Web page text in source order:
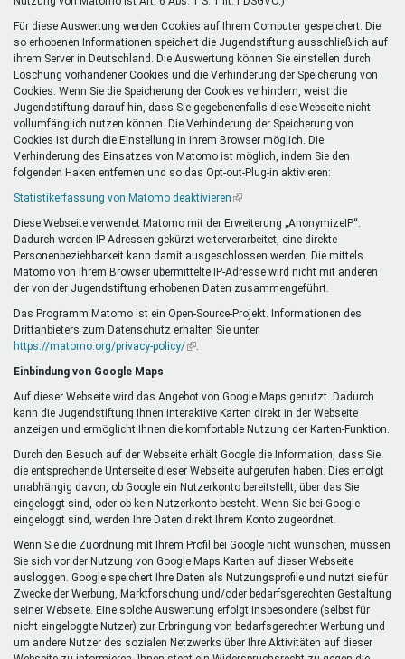
Für diese Auswertung werden Cookies auf Ihrem Computer gespeichert. Die
so erhobenen Informationen speichert die Jugendstiftung ausschließlich auf
ihrem Server in Deutschland. Die Auswertung können Sie einstellen durch
Löschung vorhandener Cookies und die Verhinderung der Speicherung von
Cookies. Wenn Sie die Speicherung der Cookies verhindern, weist die
Jugendstiftung darauf hin, dass Sie gegebenenfalls diese Webseite nicht
vollumfänglich nutzen können. Die Verhinderung der Speicherung von
Cookies ist durch die Einstellung in ihrem Browser möglich. Die
Verhinderung des Einsatzes von Matomo ist möglich, indem Sie den
folgenden Haken entfernen und so das Opt-out-Plug-in aktivieren:
Statistikerfassung von Matomo deaktivieren (Link
extern)
Diese Webseite verwendet Matomo mit der Erweiterung „AnonymizeIP“.
Dadurch werden IP-Adressen gekürzt weiterverarbeitet, eine direkte
Personenbeziehbarkeit kann damit ausgeschlossen werden. Die mittels
Matomo von Ihrem Browser übermittelte IP-Adresse wird nicht mit anderen
der von der Jugendstiftung erhobenen Daten zusammengeführt.
Das Programm Matomo ist ein Open-Source-Projekt. Informationen des
Drittanbieters zum Datenschutz erhalten Sie unter
https://matomo.org/privacy-policy/(Link
Einbindung von Google Maps
Auf dieser Webseite wird das Angebot von Google Maps genutzt. Dadurch
kann die Jugendstiftung Ihnen interaktive Karten direkt in der Webseite
anzeigen und ermöglicht Ihnen die komfortable Nutzung der Karten-Funktion.
Durch den Besuch auf der Webseite erhält Google die Information, dass Sie
die entsprechende Unterseite dieser Webseite aufgerufen haben. Dies erfolgt
unabhängig davon, ob Google ein Nutzerkonto bereitstellt, über das Sie
eingeloggt sind, oder ob kein Nutzerkonto besteht. Wenn Sie bei Google
eingeloggt sind, werden Ihre Daten direkt Ihrem Konto zugeordnet.
Wenn Sie die Zuordnung mit Ihrem Profil bei Google nicht wünschen, müssen
Sie sich vor der Nutzung von Google Maps Karten auf dieser Webseite
ausloggen. Google speichert Ihre Daten als Nutzungsprofile und nutzt sie für
Zwecke der Werbung, Marktforschung und/oder bedarfsgerechten Gestaltung
seiner Webseite. Eine solche Auswertung erfolgt insbesondere (selbst für
nicht eingeloggte Nutzer) zur Erbringung von bedarfsgerechter Werbung und
um andere Nutzer des sozialen Netzwerks über Ihre Aktivitäten auf dieser